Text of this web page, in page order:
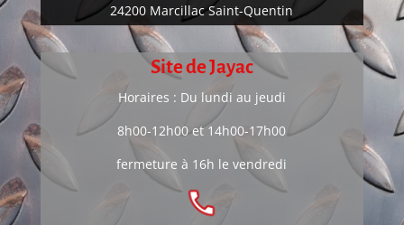
24200 Marcillac Saint-Quentin
Site de Jayac
Horaires : Du lundi au jeudi
8h00-12h00 et 14h00-17h00
fermeture à 16h le vendredi